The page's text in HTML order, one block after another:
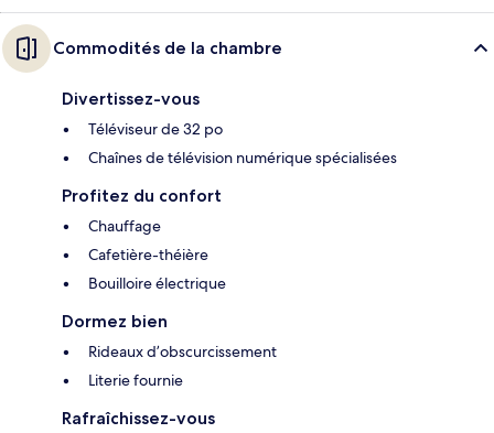
Commodités de la chambre
Divertissez-vous
Téléviseur de 32 po
Chaînes de télévision numérique spécialisées
Profitez du confort
Chauffage
Cafetière-théière
Bouilloire électrique
Dormez bien
Rideaux d’obscurcissement
Literie fournie
Rafraîchissez-vous